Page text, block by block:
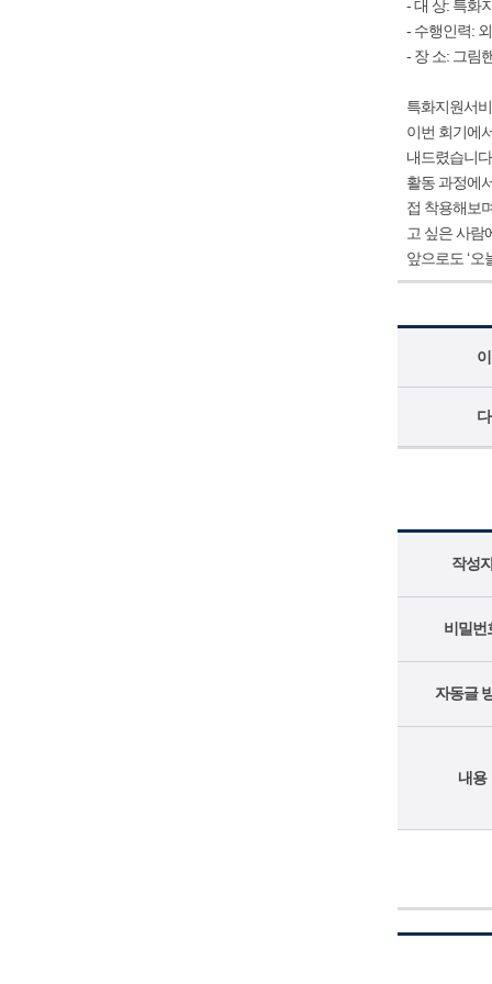
- 대 상: 특화
- 수행인력:
- 장 소: 그림
특화지원서
이번 회기에
내드렸습니다
활동 과정에
접 착용해보
고 싶은 사람
앞으로도 ‘오
작성
비밀번
자동글
내용